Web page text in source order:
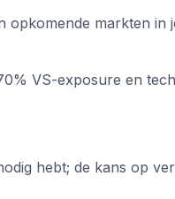
opkomende markten in
VS-exposure en
hebt; de kans op